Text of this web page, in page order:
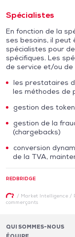
Spécialistes
En fonction de la
ses besoins, il
spécialistes pour
spécifiques. Les
de service et/ou de
les prestataires
les méthodes de
gestion des
gestion de la
(chargebacks)
conversion
de la TVA,
REDBRIDGE
/ Market Intelligence/
commerçants
QUI SOMMES-NOUS